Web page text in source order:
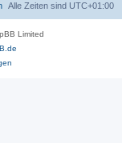
Alle Zeiten sind UTC+01:00
Limited